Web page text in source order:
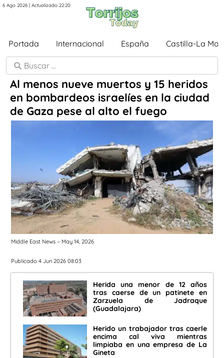
6 Ago 2026 | Actualizado 22:20
Portada Internacional España Castilla-La
Al menos nueve muertos y 15 heridos
en bombardeos israelíes en la ciudad
de Gaza pese al alto el fuego
Middle East News – May 14, 2026
Publicado 4 Jun 2026 08:03
Herida una menor de 12 años
tras caerse de un patinete en
Zarzuela de Jadraque
(Guadalajara)
Herido un trabajador tras caerle
encima cal viva mientras
limpiaba en una empresa de La
Gineta